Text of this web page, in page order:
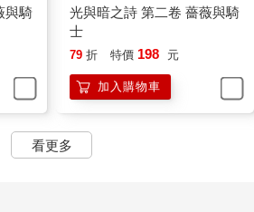
要不要考慮退休回去好好休養？」
點掛不住。他看了眼在旁邊不動聲色的
邊。」最終還是Jean先認輸，「我這次
來。剛才威廉也向您說了，最近帝都雲
直都縮在Ｎ市呢。」王晨嘲諷道：「一
與貝希摩斯，全都一股腦兒地往這裡
與騎
光與暗之詩 第二卷 薔薇與騎
士
79 折 特價 198 元
加入購物車
看更多